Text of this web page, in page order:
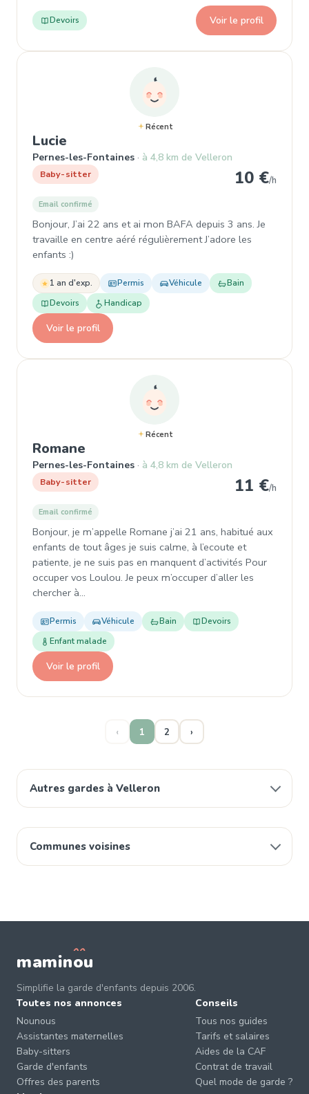
Autres gardes à Velleron
Communes voisines
Devoirs Voir le profil
Récent
Lucie
Pernes-les-Fontaines à 4,8 km de Velleron
Baby-sitter 10 €/h
Email confirmé
Bonjour, J’ai 22 ans et ai mon BAFA depuis 3 ans. Je
travaille en centre aéré régulièrement J’adore les
enfants :)
1 an d'exp. Permis Véhicule
Bain
Devoirs
Handicap
Voir le profil
Récent
Romane
Pernes-les-Fontaines à 4,8 km de Velleron
Baby-sitter 11 €/h
Email confirmé
Bonjour, je m’appelle Romane j’ai 21 ans, habitué aux
enfants de tout âges je suis calme, à l’ecoute et
patiente, je ne suis pas en manquent d’activités Pour
occuper vos Loulou. Je peux m’occuper d’aller les
chercher à…
Permis Véhicule Bain
Devoirs
Enfant malade
Voir le profil
‹ 1 2 ›
maminou
Simplifie la garde d'enfants depuis 2006.
Toutes nos annonces
Nounous
Assistantes maternelles
Baby-sitters
Garde d'enfants
Offres des parents
Conseils
Tous nos guides
Tarifs et salaires
Aides de la CAF
Contrat de travail
Quel mode de garde ?